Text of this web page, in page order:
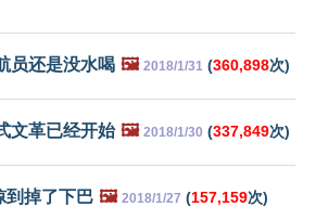
员还是没水喝 🖼️ 2018/1/31 (360,898次)
文革已经开始 🖼️ 2018/1/30 (337,849次)
到掉了下巴 🖼️ 2018/1/27 (157,159次)